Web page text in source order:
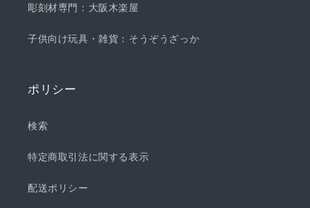
彫刻材専門：大阪木楽屋
子供向け玩具・雑貨：そうぞうざっか
ポリシー
検索
特定商取引法に関する表示
配送ポリシー